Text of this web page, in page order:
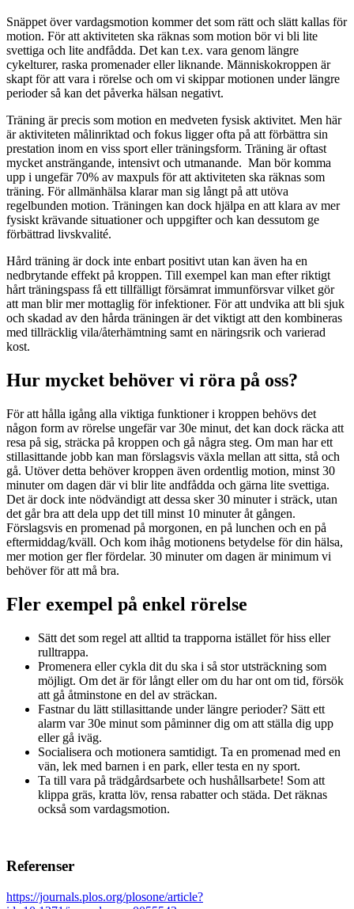
Snäppet över vardagsmotion kommer det som rätt och slätt kallas för
motion. För att aktiviteten ska räknas som motion bör vi bli lite
svettiga och lite andfådda. Det kan t.ex. vara genom längre
cykelturer, raska promenader eller liknande. Människokroppen är
skapt för att vara i rörelse och om vi skippar motionen under längre
perioder så kan det påverka hälsan negativt.
Träning är precis som motion en medveten fysisk aktivitet. Men här
är aktiviteten målinriktad och fokus ligger ofta på att förbättra sin
prestation inom en viss sport eller träningsform. Träning är oftast
mycket ansträngande, intensivt och utmanande. Man bör komma
upp i ungefär 70% av maxpuls för att aktiviteten ska räknas som
träning. För allmänhälsa klarar man sig långt på att utöva
regelbunden motion. Träningen kan dock hjälpa en att klara av mer
fysiskt krävande situationer och uppgifter och kan dessutom ge
förbättrad livskvalité.
Hård träning är dock inte enbart positivt utan kan även ha en
nedbrytande effekt på kroppen. Till exempel kan man efter riktigt
hårt träningspass få ett tillfälligt försämrat immunförsvar vilket gör
att man blir mer mottaglig för infektioner. För att undvika att bli sjuk
och skadad av den hårda träningen är det viktigt att den kombineras
med tillräcklig vila/återhämtning samt en näringsrik och varierad
kost.
Hur mycket behöver vi röra på oss?
För att hålla igång alla viktiga funktioner i kroppen behövs det
någon form av rörelse ungefär var 30e minut, det kan dock räcka att
resa på sig, sträcka på kroppen och gå några steg. Om man har ett
stillasittande jobb kan man förslagsvis växla mellan att sitta, stå och
gå. Utöver detta behöver kroppen även ordentlig motion, minst 30
minuter om dagen där vi blir lite andfådda och gärna lite svettiga.
Det är dock inte nödvändigt att dessa sker 30 minuter i sträck, utan
det går bra att dela upp det till minst 10 minuter åt gången.
Förslagsvis en promenad på morgonen, en på lunchen och en på
eftermiddag/kväll. Och kom ihåg motionens betydelse för din hälsa,
mer motion ger fler fördelar. 30 minuter om dagen är minimum vi
behöver för att må bra.
Fler exempel på enkel rörelse
Sätt det som regel att alltid ta trapporna istället för hiss eller
rulltrappa.
Promenera eller cykla dit du ska i så stor utsträckning som
möjligt. Om det är för långt eller om du har ont om tid, försök
att gå åtminstone en del av sträckan.
Fastnar du lätt stillasittande under längre perioder? Sätt ett
alarm var 30e minut som påminner dig om att ställa dig upp
eller gå iväg.
Socialisera och motionera samtidigt. Ta en promenad med en
vän, lek med barnen i en park, eller testa en ny sport.
Ta till vara på trädgårdsarbete och hushållsarbete! Som att
klippa gräs, kratta löv, rensa rabatter och städa. Det räknas
också som vardagsmotion.
Referenser
https://journals.plos.org/plosone/article?